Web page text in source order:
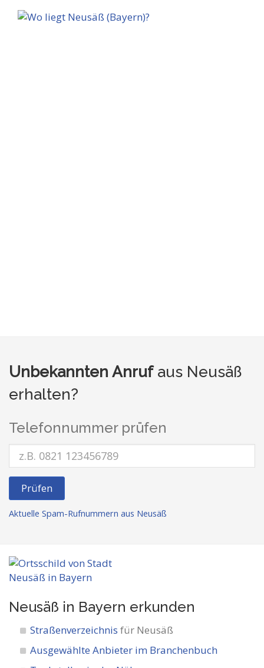
Unbekannten Anrufaus Neusäß
erhalten?
Telefonnummer prüfen
Prüfen
Aktuelle Spam-Rufnummern aus Neusäß
Neusäß in Bayern erkunden
Straßenverzeichnis für Neusäß
Ausgewählte Anbieter im Branchenbuch